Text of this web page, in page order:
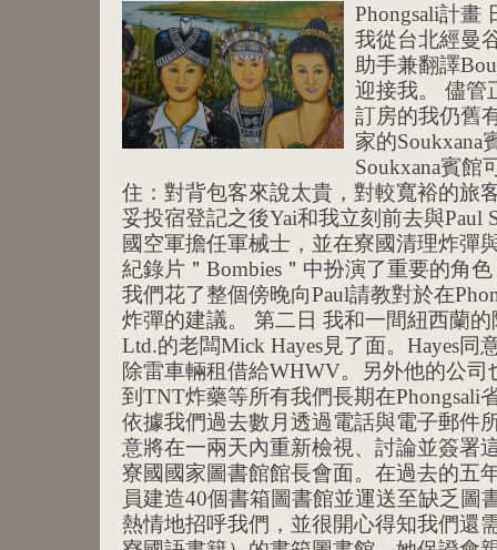
Phongsali計畫
我從台北經曼
助手兼翻譯
迎接我。 儘管
訂房的我仍舊
家的Soukxana
Soukxana賓館
住：對背包客來說太貴，對較寬裕的旅
妥投宿登記之後Yai和我立刻前去與Paul
國空軍擔任軍械士，並在寮國清理炸彈
紀錄片＂Bombies＂中扮演了重要的角
我們花了整個傍晚向Paul請教對於在
炸彈的建議。 第二日 我和一間紐西蘭的
Ltd.的老闆Mick Hayes見了面。Hayes同
除雷車輛租借給WHWV。另外他的公
到TNT炸藥等所有我們長期在Phongsali
依據我們過去數月透過電話與電子郵件
意將在一兩天內重新檢視、討論並簽署
寮國國家圖書館館長會面。在過去的五
員建造40個書箱圖書館並運送至缺乏圖
熱情地招呼我們，並很開心得知我們還